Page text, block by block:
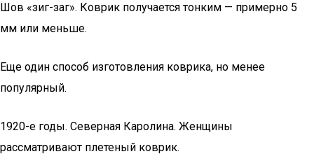
Шов «зиг-заг». Коврик получается тонким — примерно 5
мм или меньше.
Еще один способ изготовления коврика, но менее
популярный.
1920-е годы. Северная Каролина. Женщины
рассматривают плетеный коврик.